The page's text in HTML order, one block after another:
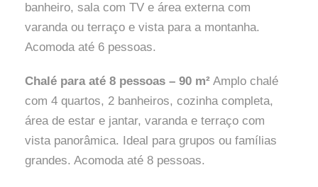
banheiro, sala com TV e área externa com
varanda ou terraço e vista para a montanha.
Acomoda até 6 pessoas.
Chalé para até 8 pessoas – 90 m² Amplo chalé
com 4 quartos, 2 banheiros, cozinha completa,
área de estar e jantar, varanda e terraço com
vista panorâmica. Ideal para grupos ou famílias
grandes. Acomoda até 8 pessoas.